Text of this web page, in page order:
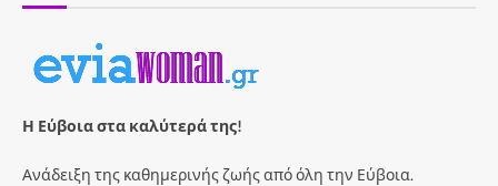
Η Εύβοια στα καλύτερά της!
Ανάδειξη της καθημερινής ζωής από όλη την Εύβοια.